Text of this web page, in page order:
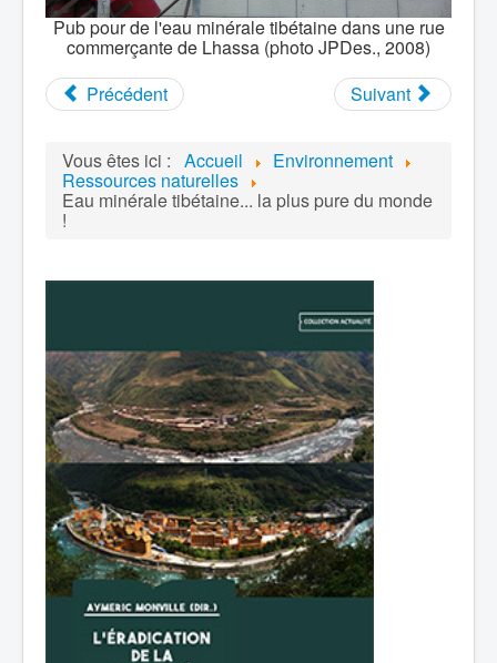
Pub pour de l'eau minérale tibétaine dans une rue
commerçante de Lhassa (photo JPDes., 2008)
Précédent
Suivant
Vous êtes ici : Accueil Environnement
Ressources naturelles
Eau minérale tibétaine... la plus pure du monde
!